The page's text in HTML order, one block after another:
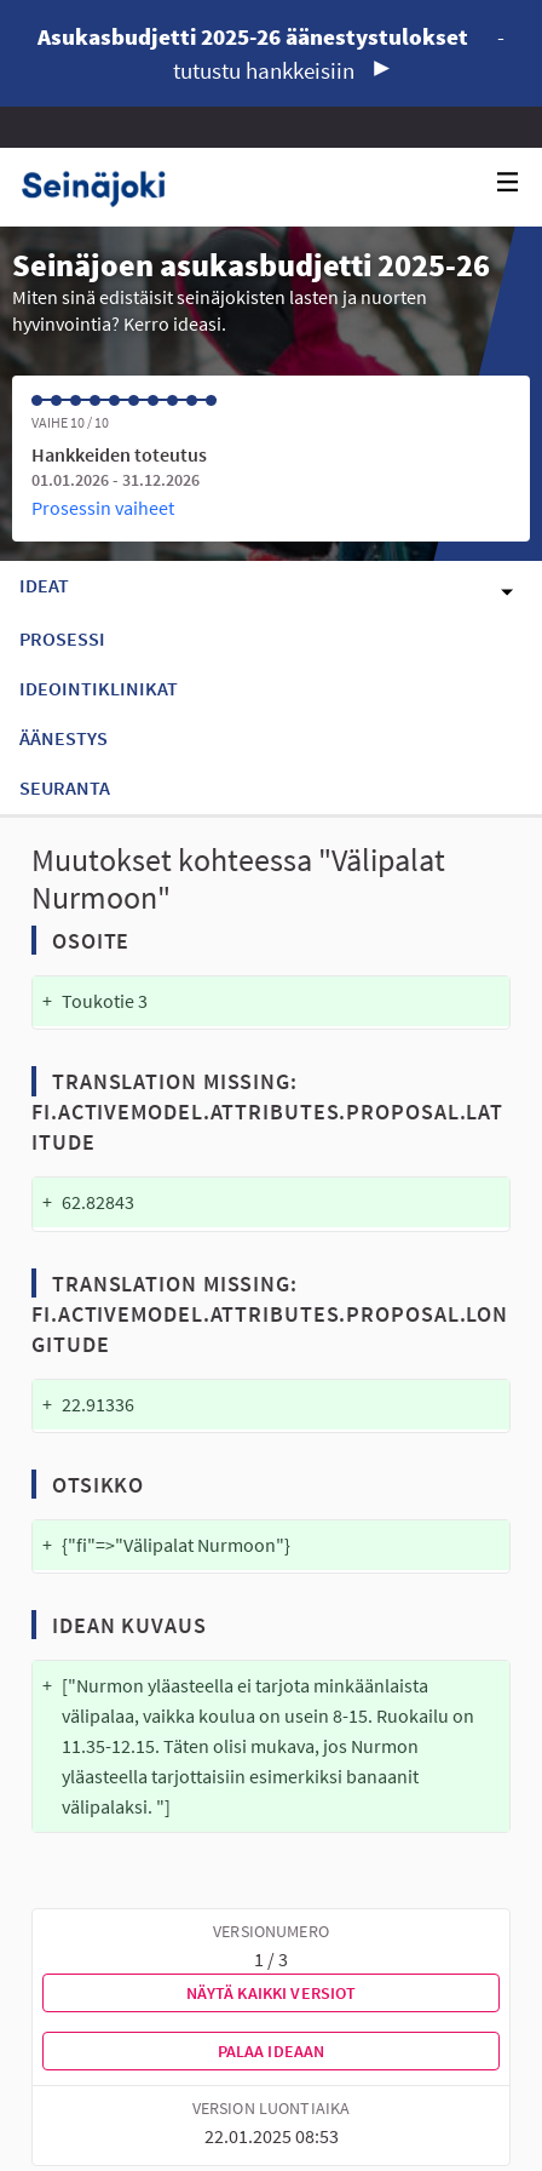
Asukasbudjetti 2025-26 äänestystulokset
-
tutustu hankkeisiin
Seinäjoen asukasbudjetti 2025-26
Miten sinä edistäisit seinäjokisten lasten ja nuorten
hyvinvointia? Kerro ideasi.
VAIHE 10 / 10
Hankkeiden toteutus
01.01.2026 - 31.12.2026
Prosessin vaiheet
IDEAT
PROSESSI
IDEOINTIKLINIKAT
ÄÄNESTYS
SEURANTA
Muutokset kohteessa "Välipalat
Nurmoon"
OSOITE
+ Toukotie 3
TRANSLATION MISSING:
FI.ACTIVEMODEL.ATTRIBUTES.PROPOSAL.LAT
ITUDE
+ 62.82843
TRANSLATION MISSING:
FI.ACTIVEMODEL.ATTRIBUTES.PROPOSAL.LON
GITUDE
+ 22.91336
OTSIKKO
+ {"fi"=>"Välipalat Nurmoon"}
IDEAN KUVAUS
+ ["Nurmon yläasteella ei tarjota minkäänlaista
välipalaa, vaikka koulua on usein 8-15. Ruokailu on
11.35-12.15. Täten olisi mukava, jos Nurmon
yläasteella tarjottaisiin esimerkiksi banaanit
välipalaksi. "]
VERSIONUMERO
1 / 3
NÄYTÄ KAIKKI VERSIOT
PALAA IDEAAN
VERSION LUONTIAIKA
22.01.2025 08:53